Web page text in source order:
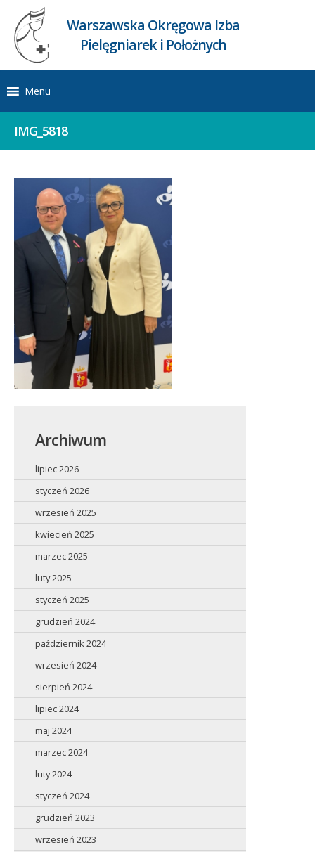
Warszawska Okręgowa Izba
Pielęgniarek i Położnych
Menu
IMG_5818
Archiwum
lipiec 2026
styczeń 2026
wrzesień 2025
kwiecień 2025
marzec 2025
luty 2025
styczeń 2025
grudzień 2024
październik 2024
wrzesień 2024
sierpień 2024
lipiec 2024
maj 2024
marzec 2024
luty 2024
styczeń 2024
grudzień 2023
wrzesień 2023